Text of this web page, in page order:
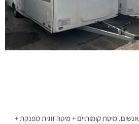
קרוואן יד שנייה, מיועד לעד 6 אנשים. מיטת קומותיים + מיטה זוגית מפנקת +